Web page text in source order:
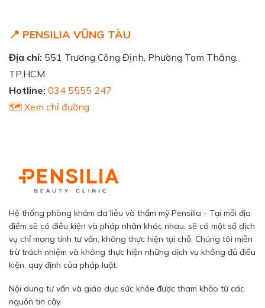
📍 PENSILIA VŨNG TÀU
Địa chỉ: 551 Trương Công Định, Phường Tam Thắng,
TP.HCM
Hotline: 034 5555 247
🗺️ Xem chỉ đường
Hệ thống phòng khám da liễu và thẩm mỹ Pensilia - Tại mỗi địa
điểm sẽ có điều kiện và pháp nhân khác nhau, sẽ có một số dịch
vụ chỉ mang tính tư vấn, không thực hiện tại chỗ. Chúng tôi miễn
trừ trách nhiệm và không thực hiện những dịch vụ không đủ điều
kiện, quy định của pháp luật.
Nội dung tư vấn và giáo dục sức khỏe được tham khảo từ các
nguồn tin cậy.